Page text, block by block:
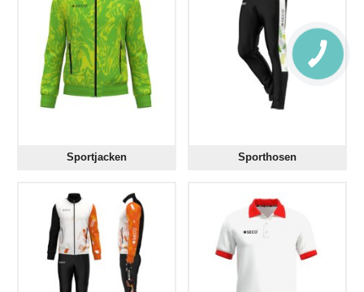
Sportjacken Sporthosen
CALL
BUTTON